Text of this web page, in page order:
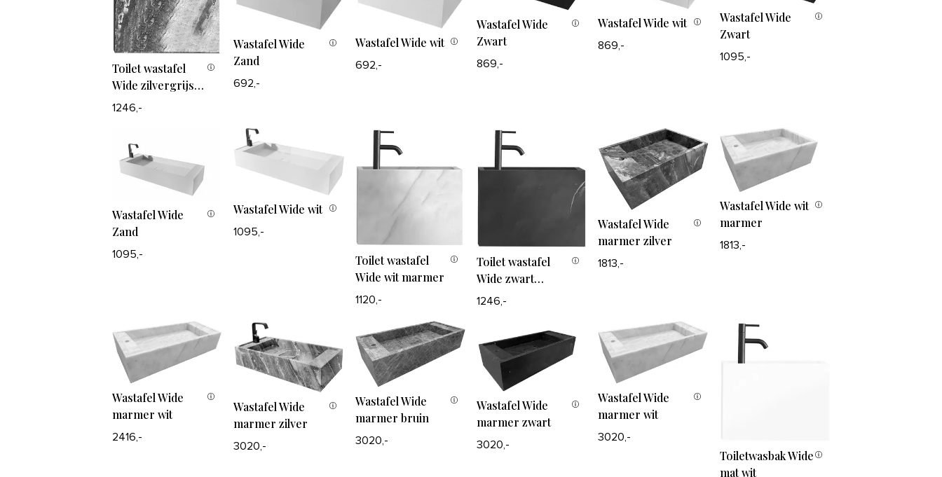
Toilet wastafel
Wide zilvergrijs
marmer
1246,-
Wastafel Wide
Zand
692,-
Wastafel Wide wit
692,-
Wastafel Wide
Zwart
869,-
Wastafel Wide wit
869,-
Wastafel Wide
Zwart
1095,-
Wastafel Wide
Zand
1095,-
Wastafel Wide wit
1095,-
Toilet wastafel
Wide wit marmer
1120,-
Toilet wastafel
Wide zwart
marmer
1246,-
Wastafel Wide
marmer zilver
1813,-
Wastafel Wide wit
marmer
1813,-
Wastafel Wide
marmer wit
2416,-
Wastafel Wide
marmer zilver
3020,-
Wastafel Wide
marmer bruin
3020,-
Wastafel Wide
marmer zwart
3020,-
Wastafel Wide
marmer wit
3020,-
Toiletwasbak Wide
mat wit